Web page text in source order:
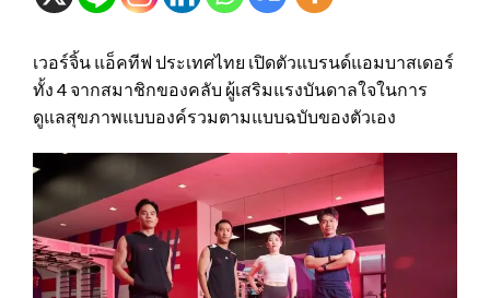
เวอร์จิ้น แอ็คทีฟ ประเทศไทย เปิดตัวแบรนด์แอมบาสเดอร์
ทั้ง 4 จากสมาชิกของคลับ ผู้เสริมแรงบันดาลใจในการ
ดูแลสุขภาพแบบองค์รวมตามแบบฉบับของตัวเอง